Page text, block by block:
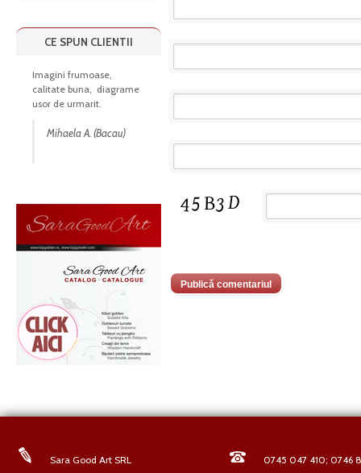
CE SPUN CLIENTII
Imagini frumoase,
calitate buna, diagrame
usor de urmarit.
Mihaela A. (Bacau)
Sara Good Art SRL 0745 047 410; 0746